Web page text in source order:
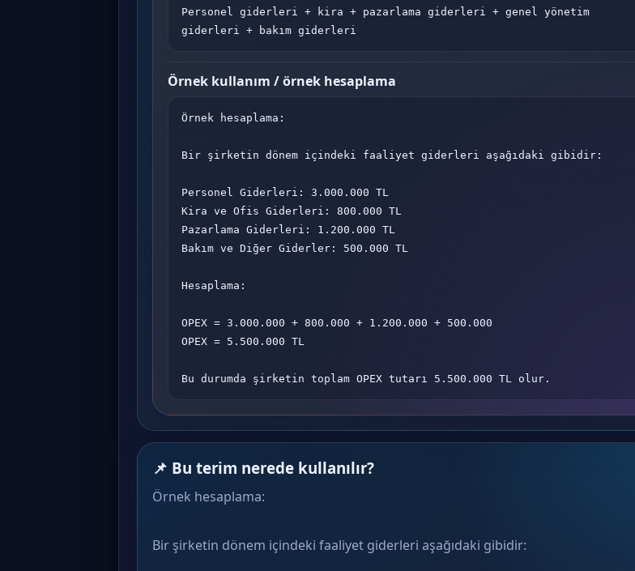
Personel giderleri + kira + pazarlama giderleri + genel yönetim
giderleri + bakım giderleri
Örnek kullanım / örnek hesaplama
Örnek hesaplama:
Bir şirketin dönem içindeki faaliyet giderleri aşağıdaki gibidir:
Personel Giderleri: 3.000.000 TL
Kira ve Ofis Giderleri: 800.000 TL
Pazarlama Giderleri: 1.200.000 TL
Bakım ve Diğer Giderler: 500.000 TL
Hesaplama:
OPEX = 3.000.000 + 800.000 + 1.200.000 + 500.000
OPEX = 5.500.000 TL
Bu durumda şirketin toplam OPEX tutarı 5.500.000 TL olur.
📌 Bu terim nerede kullanılır?
Örnek hesaplama:
Bir şirketin dönem içindeki faaliyet giderleri aşağıdaki gibidir: